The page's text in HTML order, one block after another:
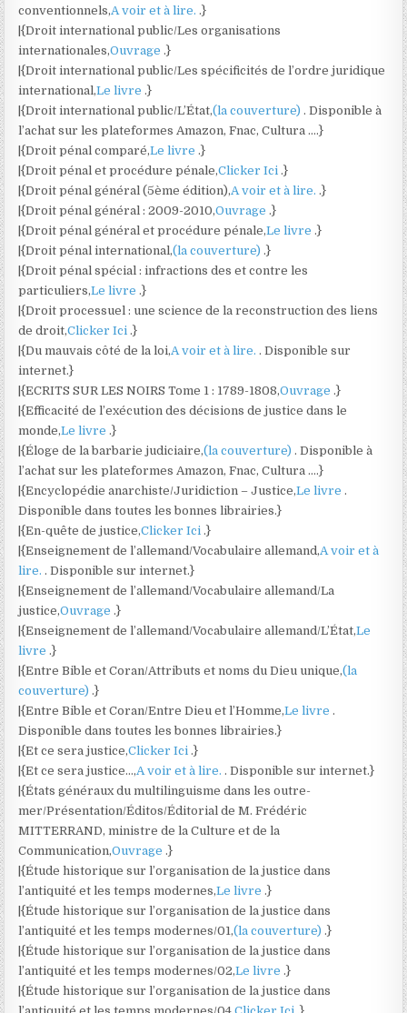
conventionnels,A voir et à lire. .}
|{Droit international public/Les organisations
internationales,Ouvrage .}
|{Droit international public/Les spécificités de l’ordre juridique
international,Le livre .}
|{Droit international public/L’État,(la couverture) . Disponible à
l’achat sur les plateformes Amazon, Fnac, Cultura ….}
|{Droit pénal comparé,Le livre .}
|{Droit pénal et procédure pénale,Clicker Ici .}
|{Droit pénal général (5ème édition),A voir et à lire. .}
|{Droit pénal général : 2009-2010,Ouvrage .}
|{Droit pénal général et procédure pénale,Le livre .}
|{Droit pénal international,(la couverture) .}
|{Droit pénal spécial : infractions des et contre les
particuliers,Le livre .}
|{Droit processuel : une science de la reconstruction des liens
de droit,Clicker Ici .}
|{Du mauvais côté de la loi,A voir et à lire. . Disponible sur
internet.}
|{ECRITS SUR LES NOIRS Tome 1 : 1789-1808,Ouvrage .}
|{Efficacité de l’exécution des décisions de justice dans le
monde,Le livre .}
|{Éloge de la barbarie judiciaire,(la couverture) . Disponible à
l’achat sur les plateformes Amazon, Fnac, Cultura ….}
|{Encyclopédie anarchiste/Juridiction – Justice,Le livre .
Disponible dans toutes les bonnes librairies.}
|{En-quête de justice,Clicker Ici .}
|{Enseignement de l’allemand/Vocabulaire allemand,A voir et à
lire. . Disponible sur internet.}
|{Enseignement de l’allemand/Vocabulaire allemand/La
justice,Ouvrage .}
|{Enseignement de l’allemand/Vocabulaire allemand/L’État,Le
livre .}
|{Entre Bible et Coran/Attributs et noms du Dieu unique,(la
couverture) .}
|{Entre Bible et Coran/Entre Dieu et l’Homme,Le livre .
Disponible dans toutes les bonnes librairies.}
|{Et ce sera justice,Clicker Ici .}
|{Et ce sera justice…,A voir et à lire. . Disponible sur internet.}
|{États généraux du multilinguisme dans les outre-
mer/Présentation/Éditos/Éditorial de M. Frédéric
MITTERRAND, ministre de la Culture et de la
Communication,Ouvrage .}
|{Étude historique sur l’organisation de la justice dans
l’antiquité et les temps modernes,Le livre .}
|{Étude historique sur l’organisation de la justice dans
l’antiquité et les temps modernes/01,(la couverture) .}
|{Étude historique sur l’organisation de la justice dans
l’antiquité et les temps modernes/02,Le livre .}
|{Étude historique sur l’organisation de la justice dans